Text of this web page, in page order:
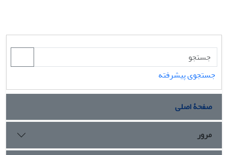
جستجوی پیشرفته
صفحۀ اصلی
مرور